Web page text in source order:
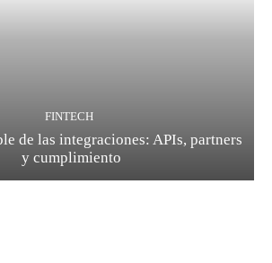
FINTECH
de las integraciones: APIs, partners
y cumplimiento